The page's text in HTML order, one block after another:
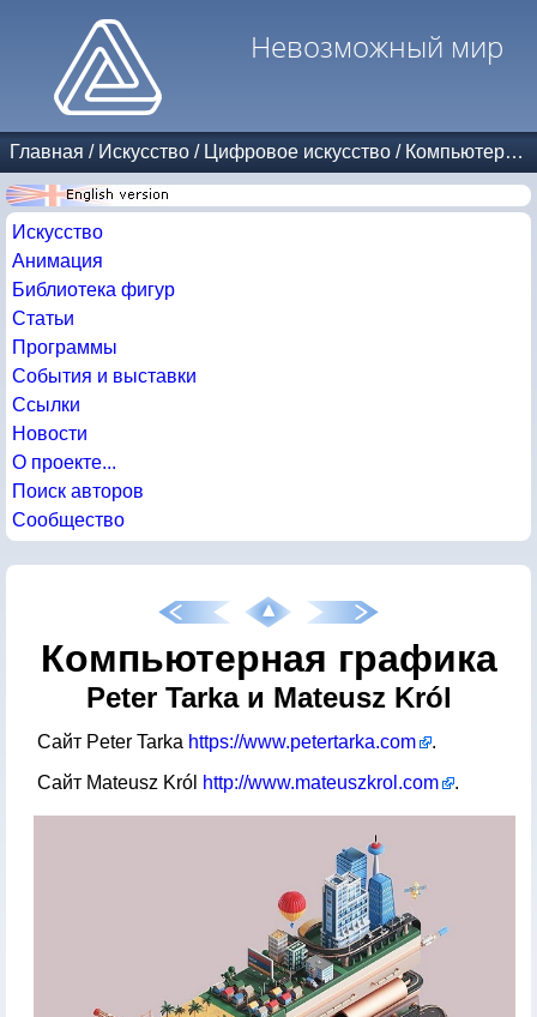
Невозможный мир
Главная / Искусство / Цифровое искусство / Компьютерная графика
Искусство
Анимация
Библиотека фигур
Статьи
Программы
События и выставки
Ссылки
Новости
О проекте...
Поиск авторов
Сообщество
Компьютерная графика
Peter Tarka и Mateusz Król
Сайт Peter Tarka https://www.petertarka.com
.
Сайт Mateusz Król http://www.mateuszkrol.com .